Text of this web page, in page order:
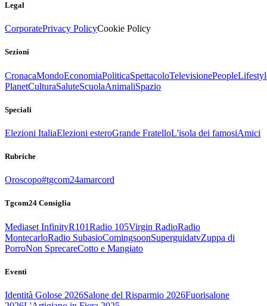
Legal
CorporatePrivacy PolicyCookie Policy
Sezioni
CronacaMondoEconomiaPoliticaSpettacoloTelevisionePeople
PlanetCulturaSaluteScuolaAnimaliSpazio
Speciali
Elezioni ItaliaElezioni esteroGrande FratelloL'isola dei famosiAmici
Rubriche
Oroscopo#tgcom24amarcord
Tgcom24 Consiglia
Mediaset InfinityR101Radio 105Virgin RadioRadio
MontecarloRadio SubasioComingsoonSuperguidatvZuppa di
PorroNon SprecareCotto e Mangiato
Eventi
Identità Golose 2026Salone del Risparmio 2026Fuorisalone